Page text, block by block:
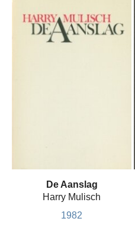
De Aanslag
Harry Mulisch
1982